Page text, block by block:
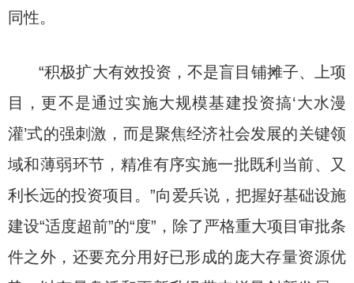
同性。
“积极扩大有效投资，不是盲目铺摊子、上项
目，更不是通过实施大规模基建投资搞‘大水漫
灌’式的强刺激，而是聚焦经济社会发展的关键领
域和薄弱环节，精准有序实施一批既利当前、又
利长远的投资项目。”向爱兵说，把握好基础设施
建设“适度超前”的“度”，除了严格重大项目审批条
件之外，还要充分用好已形成的庞大存量资源优